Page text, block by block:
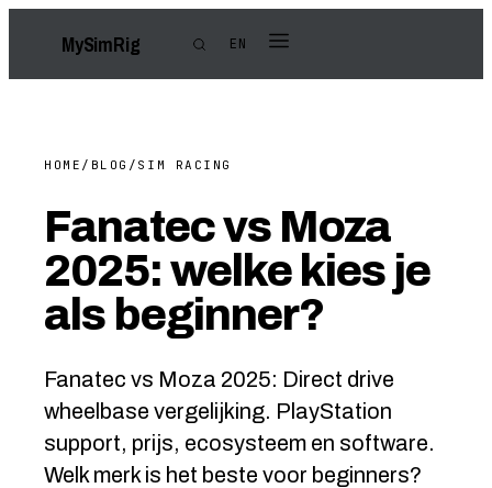
MySimRig EN
HOME / BLOG / SIM RACING
Fanatec vs Moza
2025: welke kies je
als beginner?
Fanatec vs Moza 2025: Direct drive
wheelbase vergelijking. PlayStation
support, prijs, ecosysteem en software.
Welk merk is het beste voor beginners?